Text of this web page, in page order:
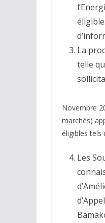
La
telle
Novembre
marchés)
éligibles tels
Les